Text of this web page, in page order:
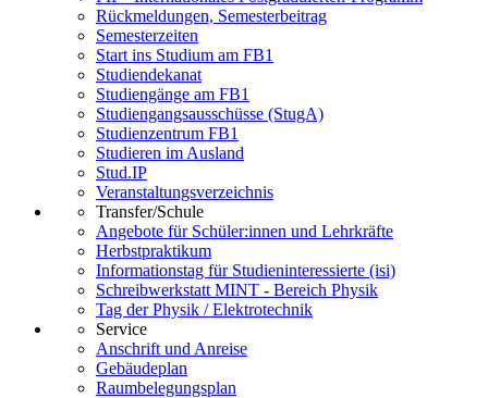
Rückmeldungen, Semesterbeitrag
Semesterzeiten
Start ins Studium am FB1
Studiendekanat
Studiengänge am FB1
Studiengangsausschüsse (StugA)
Studienzentrum FB1
Studieren im Ausland
Stud.IP
Veranstaltungsverzeichnis
Transfer/Schule
Angebote für Schüler:innen und Lehrkräfte
Herbstpraktikum
Informationstag für Studieninteressierte (isi)
Schreibwerkstatt MINT - Bereich Physik
Tag der Physik / Elektrotechnik
Service
Anschrift und Anreise
Gebäudeplan
Raumbelegungsplan